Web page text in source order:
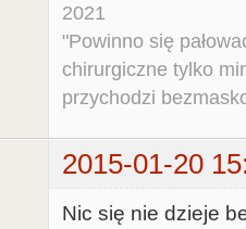
2021
"Powinno się
chirurgiczne tylko
przychodzi
2015-01-20
Nic się nie dzieje